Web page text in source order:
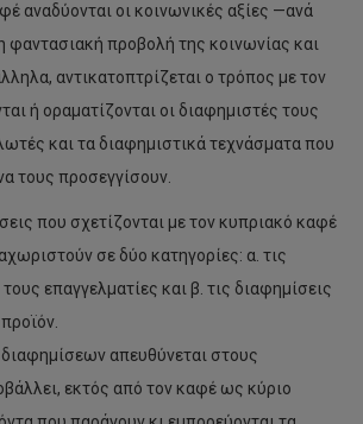
αναδύονται οι κοινωνικές αξίες —ανά
προβολή της κοινωνίας και
αντικατοπτρίζεται ο τρόπος με τον
ή οραματίζονται οι διαφημιστές τους
και τα διαφημιστικά τεχνάσματα που
τους προσεγγίσουν.
που σχετίζονται με τον κυπριακό καφέ
σε δύο κατηγορίες: α. τις
επαγγελματίες και β. τις διαφημίσεις
απευθύνεται στους
εκτός από τον καφέ ως κύριο